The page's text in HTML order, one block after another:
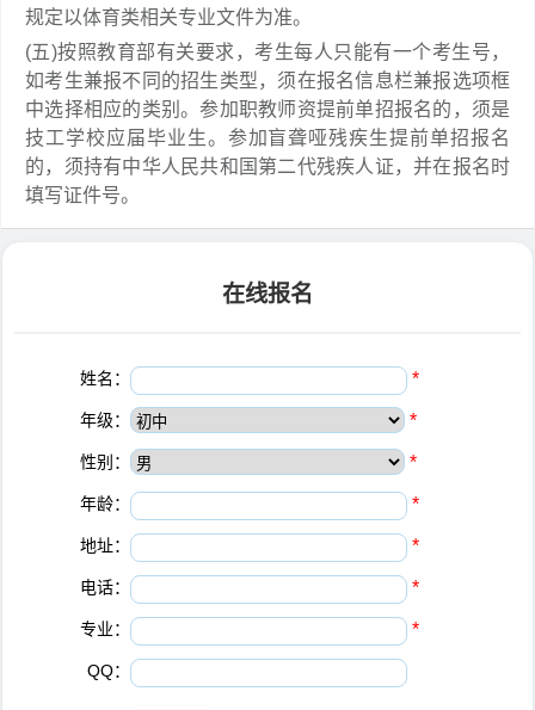
规定以体育类相关专业文件为准。
(五)按照教育部有关要求，考生每人只能有一个考生号，
如考生兼报不同的招生类型，须在报名信息栏兼报选项框
中选择相应的类别。参加职教师资提前单招报名的，须是
技工学校应届毕业生。参加盲聋哑残疾生提前单招报名
的，须持有中华人民共和国第二代残疾人证，并在报名时
填写证件号。
在线报名
姓名： *
年级： *
性别： *
年龄： *
地址： *
电话： *
专业： *
QQ：